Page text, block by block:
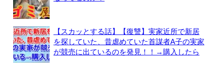
【スカッとする話】【復讐】実家近所で新居
を探していた、昔虐めていた首謀者A子の実家
が競売に出ているのを発見！！→購入したら